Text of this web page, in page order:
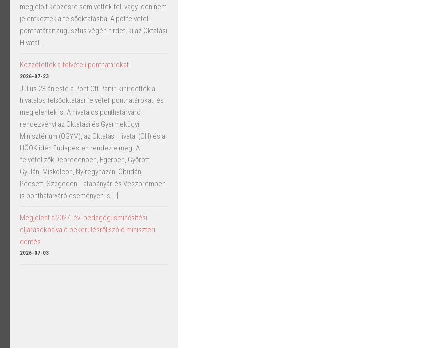
megjelölt képzésre sem vettek fel, vagy idén nem
jelentkeztek a felsőoktatásba. A pótfelvételi
ponthatárait augusztus végén hirdeti ki az Oktatási
Hivatal.
Közzétették a felvételi ponthatárokat
2026-07-23
Július 23-án este a Pont Ott Partin kihirdették a
hivatalos felsőoktatási felvételi ponthatárokat, és
megjelentek is. A hivatalos ponthatárváró
rendezvényt az Oktatási és Gyermekügyi
Minisztérium (OGYM), az Oktatási Hivatal (OH) és a
HÖOK idén Budapesten rendezte meg. A
felvételizők Debrecenben, Egerben, Győrött,
Gyulán, Miskolcon, Nyíregyházán, Óbudán,
Pécsett, Szegeden, Tatabányán és Veszprémben
is ponthatárváró eseményen is […]
Megjelent a 2027. évi pedagógusminősítési
eljárásokba való bekerülésről szóló miniszteri
döntés
2026-07-03